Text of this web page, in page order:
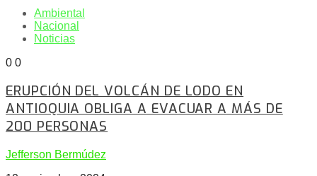
Ambiental
Nacional
Noticias
0 0
ERUPCIÓN DEL VOLCÁN DE LODO EN
ANTIOQUIA OBLIGA A EVACUAR A MÁS DE
200 PERSONAS
Jefferson Bermúdez